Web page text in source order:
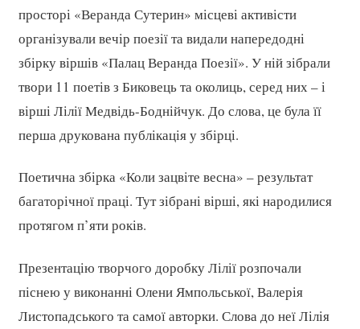
просторі «Веранда Сутерин» місцеві активісти
організували вечір поезії та видали напередодні
збірку віршів «Палац Веранда Поезії». У ній зібрали
твори 11 поетів з Биковець та околиць, серед них – і
вірші Лілії Медвідь-Боднійчук. До слова, це була її
перша друкована публікація у збірці.
Поетична збірка «Коли зацвіте весна» – результат
багаторічної праці. Тут зібрані вірші, які народилися
протягом п’яти років.
Презентацію творчого доробку Лілії розпочали
піснею у виконанні Олени Ямпольської, Валерія
Листопадського та самої авторки. Слова до неї Лілія